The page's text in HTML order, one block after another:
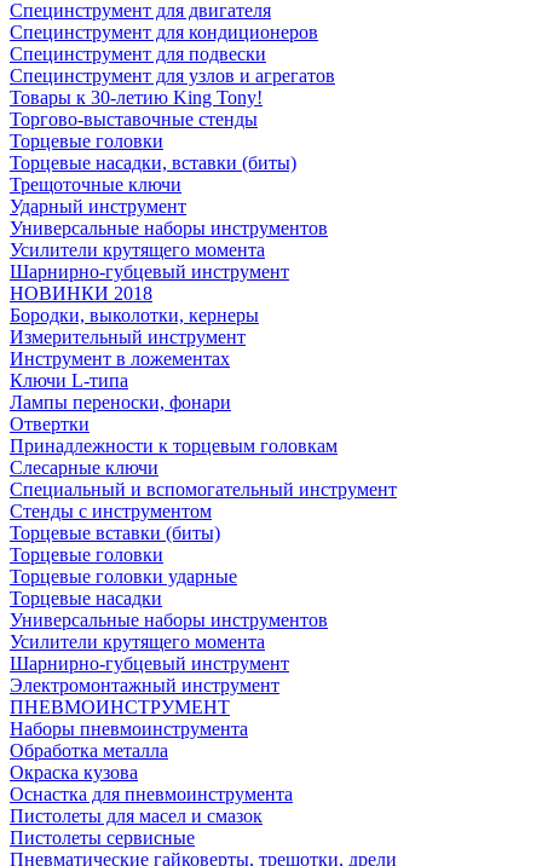
Специнструмент для двигателя
Специнструмент для кондиционеров
Специнструмент для подвески
Специнструмент для узлов и агрегатов
Товары к 30-летию King Tony!
Торгово-выставочные стенды
Торцевые головки
Торцевые насадки, вставки (биты)
Трещоточные ключи
Ударный инструмент
Универсальные наборы инструментов
Усилители крутящего момента
Шарнирно-губцевый инструмент
НОВИНКИ 2018
Бородки, выколотки, кернеры
Измерительный инструмент
Инструмент в ложементах
Ключи L-типа
Лампы переноски, фонари
Отвертки
Принадлежности к торцевым головкам
Слесарные ключи
Специальный и вспомогательный инструмент
Стенды с инструментом
Торцевые вставки (биты)
Торцевые головки
Торцевые головки ударные
Торцевые насадки
Универсальные наборы инструментов
Усилители крутящего момента
Шарнирно-губцевый инструмент
Электромонтажный инструмент
ПНЕВМОИНСТРУМЕНТ
Наборы пневмоинструмента
Обработка металла
Окраска кузова
Оснастка для пневмоинструмента
Пистолеты для масел и смазок
Пистолеты сервисные
Пневматические гайковерты, трещотки, дрели